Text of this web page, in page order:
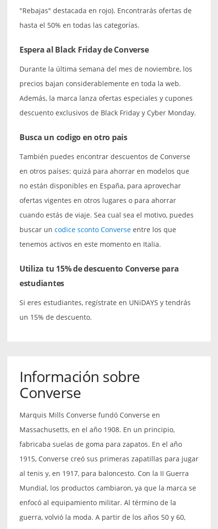
"Rebajas" destacada en rojo). Encontrarás ofertas de
hasta el 50% en todas las categorías.
Espera al Black Friday de Converse
Durante la última semana del mes de noviembre, los
precios bajan considerablemente en toda la web.
Además, la marca lanza ofertas especiales y cupones
descuento exclusivos de Black Friday y Cyber Monday.
Busca un codigo en otro pais
También puedes encontrar descuentos de Converse
en otros países: quizá para ahorrar en modelos que
no están disponibles en España, para aprovechar
ofertas vigentes en otros lugares o para ahorrar
cuando estás de viaje. Sea cual sea el motivo, puedes
buscar un codice sconto Converse entre los que
tenemos activos en este momento en Italia.
Utiliza tu 15% de descuento Converse para
estudiantes
Si eres estudiantes, regístrate en UNiDAYS y tendrás
un 15% de descuento.
Información sobre
Converse
Marquis Mills Converse fundó Converse en
Massachusetts, en el año 1908. En un principio,
fabricaba suelas de goma para zapatos. En el año
1915, Converse creó sus primeras zapatillas para jugar
al tenis y, en 1917, para baloncesto. Con la II Guerra
Mundial, los productos cambiaron, ya que la marca se
enfocó al equipamiento militar. Al término de la
guerra, volvió la moda. A partir de los años 50 y 60,